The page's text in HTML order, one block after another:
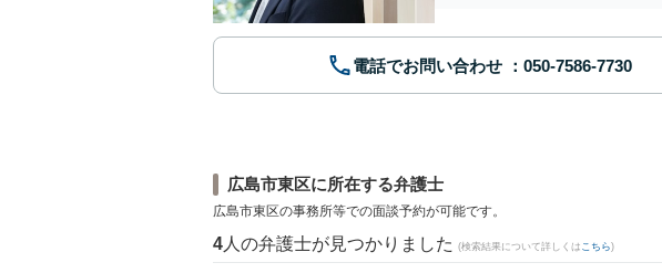
電話でお問い合わせ
広島市東区に所在する弁護士
広島市東区の事務所等での面談予約が可能です。
4 人の弁護士が見つかりました (検索結果について詳しくは こちら)